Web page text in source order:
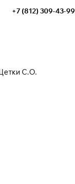
+7 (812) 309-43-99
С.О.